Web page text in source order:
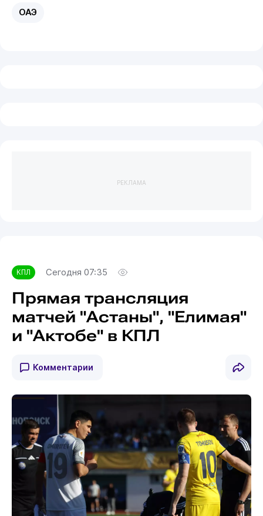
ОАЭ
РЕКЛАМА
КПЛ Сегодня 07:35
Прямая трансляция
матчей "Астаны", "Елимая"
и "Актобе" в КПЛ
Комментарии